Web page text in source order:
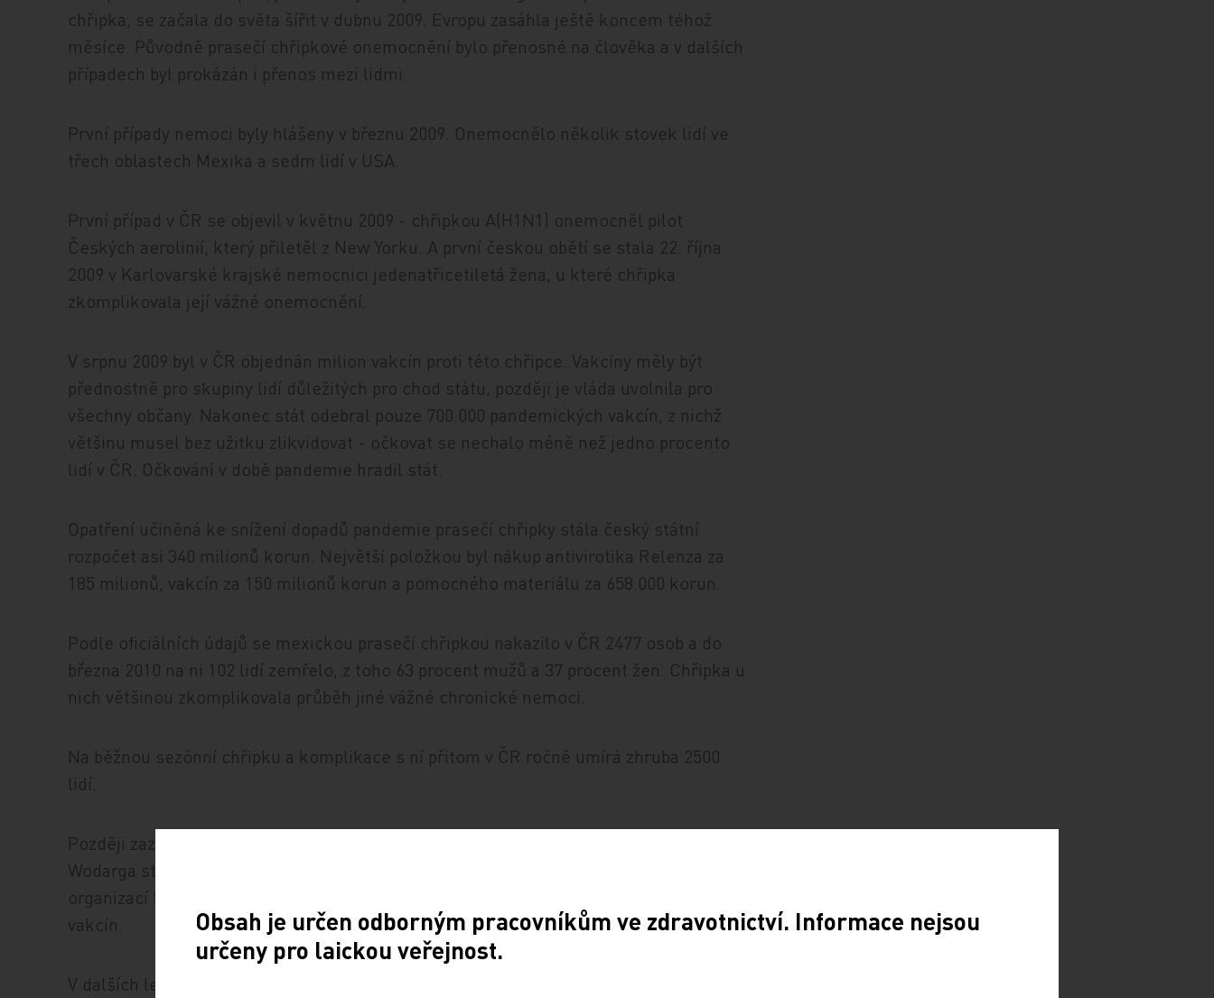
chřipka, se začala do světa šířit v dubnu 2009. Evropu zasáhla ještě koncem téhož
měsíce. Původně prasečí chřipkové onemocnění bylo přenosné na člověka a v dalších
případech byl prokázán i přenos mezi lidmi.
První případy nemoci byly hlášeny v březnu 2009. Onemocnělo několik stovek lidí ve
třech oblastech Mexika a sedm lidí v USA.
První případ v ČR se objevil v květnu 2009 - chřipkou A(H1N1) onemocněl pilot
Českých aerolinií, který přiletěl z New Yorku. A první českou obětí se stala 22. října
2009 v Karlovarské krajské nemocnici jedenatřicetiletá žena, u které chřipka
zkomplikovala její vážné onemocnění.
V srpnu 2009 byl v ČR objednán milion vakcín proti této chřipce. Vakcíny měly být
přednostně pro skupiny lidí důležitých pro chod státu, později je vláda uvolnila pro
všechny občany. Nakonec stát odebral pouze 700.000 pandemických vakcín, z nichž
většinu musel bez užitku zlikvidovat - očkovat se nechalo méně než jedno procento
lidí v ČR. Očkování v době pandemie hradil stát.
Opatření učiněná ke snížení dopadů pandemie prasečí chřipky stála český státní
rozpočet asi 340 milionů korun. Největší položkou byl nákup antivirotika Relenza za
185 milionů, vakcín za 150 milionů korun a pomocného materiálu za 658.000 korun.
Podle oficiálních údajů se mexickou prasečí chřipkou nakazilo v ČR 2477 osob a do
března 2010 na ni 102 lidí zemřelo, z toho 63 procent mužů a 37 procent žen. Chřipka u
nich většinou zkomplikovala průběh jiné vážné chronické nemoci.
Na běžnou sezónní chřipku a komplikace s ní přitom v ČR ročně umírá zhruba 2500
lidí.
Později zazněly i kritické názory. Podle šéfa zdravotní sekce Rady Evropy Wolfganga
Wodarga stály za vyhlášením pandemie prasečí chřipky Světovou zdravotnickou
organizací farmaceutické firmy, které díky tomu vydělaly obří sumy na prodeji léků a
vakcín.
V dalších letech byla hlášena nákaza virem pandemické chřipky pouze ojediněle. V
Obsah je určen odborným pracovníkům ve zdravotnictví. Informace nejsou
určeny pro laickou veřejnost.